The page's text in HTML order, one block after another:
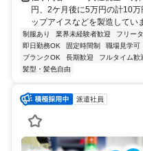
円、2ケ月後に5万円の計10
ップアイスなどを製造してい
制服あり 業界未経験者歓迎 フリー
即日勤務OK
固定時間制 職場見学可
ブランクOK
長期歓迎 フルタイム歓
髪型・髪色自由
派遣社員